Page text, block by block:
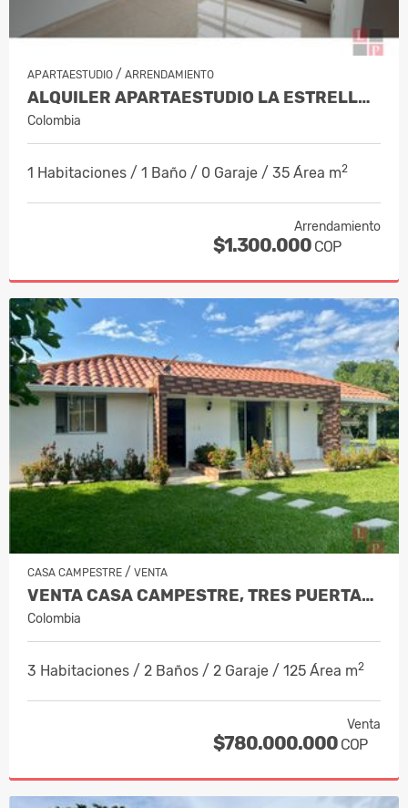
APARTAESTUDIO / ARRENDAMIENTO
ALQUILER APARTAESTUDIO LA ESTRELLA, MA…
Colombia
1 Habitaciones / 1 Baño / 0 Garaje / 35 Área m2
Arrendamiento
$1.300.000 COP
CASA CAMPESTRE / VENTA
VENTA CASA CAMPESTRE, TRES PUERTAS,…
Colombia
3 Habitaciones / 2 Baños / 2 Garaje / 125 Área m2
Venta
$780.000.000 COP